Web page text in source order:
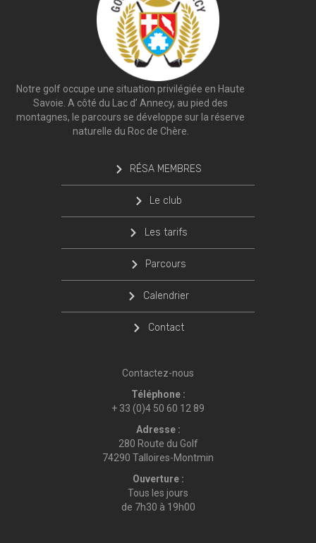
Notre golf occupe une situation privilégiée en Haute
Savoie. A côté du Lac d’ Annecy, au pied des
montagnes, le parcours se développe sur la réserve
naturelle du Roc de Chère.
RÉSA MEMBRES
Le club
Les tarifs
Parcours
Calendrier
Contact
Contactez-nous
Téléphone :
+ 33 (0)4 50 60 12 89
Adresse :
280 Route du Golf
74290 Talloires-Montmin
Ouverture :
Tous les jours
de 7h30 à 19h00